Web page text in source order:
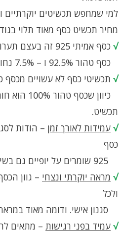
למי שמחפש תכשיטים יוקרתיים
מחיר תכשיט כסף מאוד תלוי
√ כסף אמיתי 925 זה בעצם תערובת של סגסוגות.
כסף טהור 92.5% ו – 7.5% נחושת.
√ תכשיטי כסף לא עשויים מכסף
כיוון שכסף
תכשיט.
√ עמידות לאורך זמן – הודות
כסף
√ מראה יוקרתי ונצחי – גוון
ולכל
סגנון אישי. ודומה מאוד
√ עמיד בפני רגישות – מתאים